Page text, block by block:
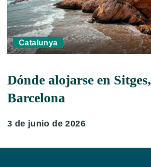
Catalunya
Dónde alojarse en Sitges,
Barcelona
3 de junio de 2026